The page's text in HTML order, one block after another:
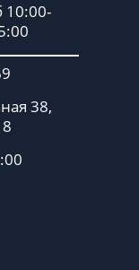
10:00-
38,